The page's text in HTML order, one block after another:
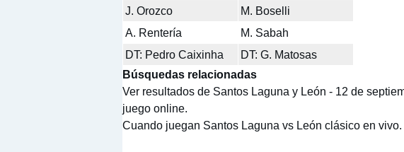
J. Orozco
M. Boselli
A. Rentería
M. Sabah
DT: Pedro Caixinha
DT: G. Matosas
Búsquedas relacionadas
Ver resultados de Santos Laguna y León - 12 de
juego online.
Cuando juegan Santos Laguna vs León clásico en vivo.